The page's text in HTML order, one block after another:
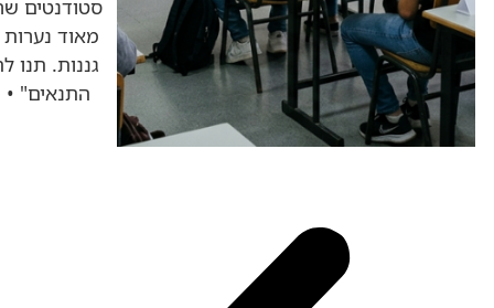
סטודנטים
מאוד
גננות. תנו
התנאים" •